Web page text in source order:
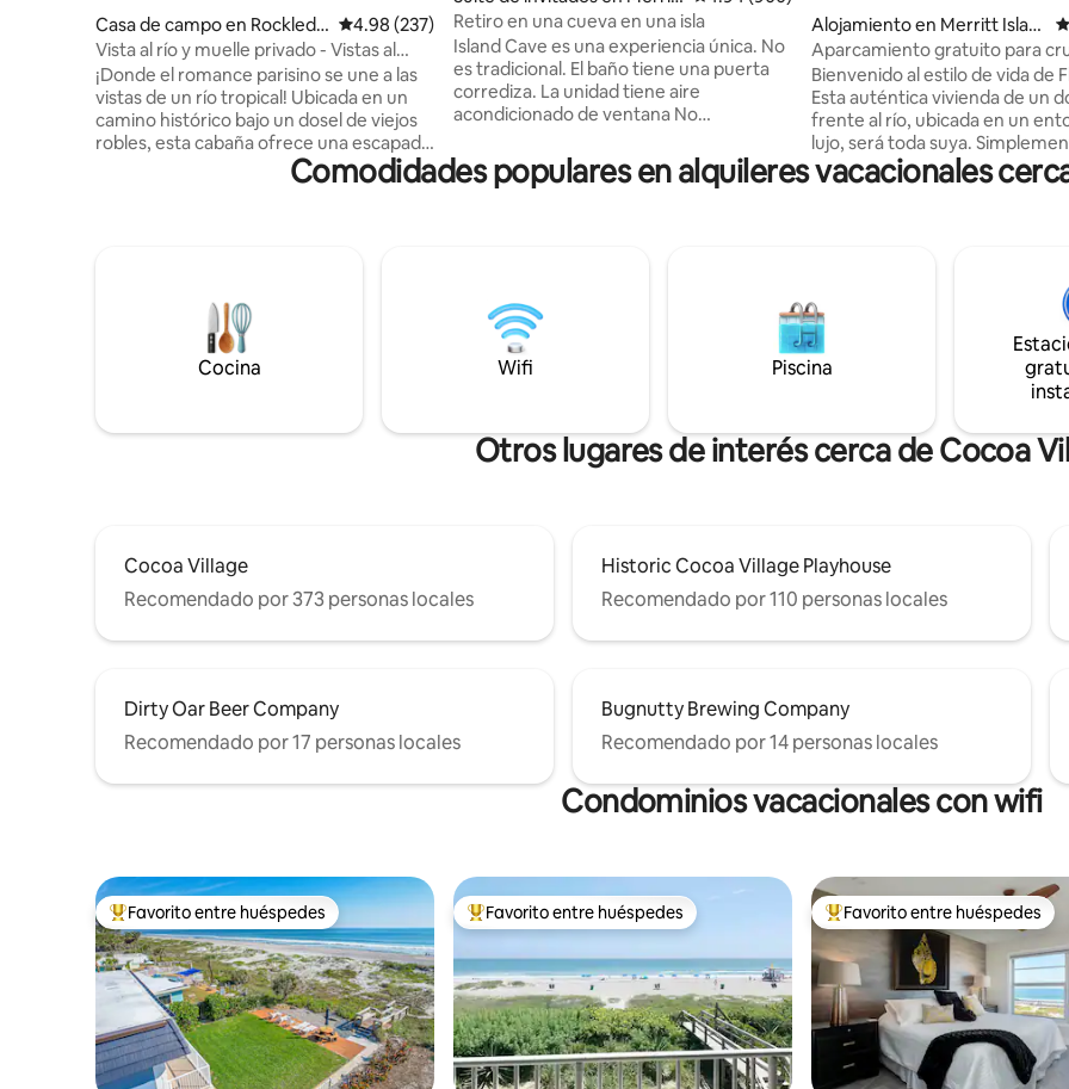
Casa de campo en Rockledg
e
Calificación promedio: 4.98 de 5, 237 reseñas
4.98 (237)
Vista al río y muelle privado - Vistas al
lanzamiento de cohetes
¡Donde el romance parisino se une a las
vistas de un río tropical! Ubicada en un
camino histórico bajo un dosel de viejos
robles, esta cabaña ofrece una escapada
pesca, observa los emocionantes
un muelle privado: esta casa está
diseñada para la relajación. En el interior,
disfrute del encanto vintage con una
romántica suite King de inspiración
atracciones de Space Coast.
t Island
Retiro en una cueva en una isla
Island Cave es una experiencia única. No
es tradicional. El baño tiene una puerta
corrediza. La unidad tiene aire
acondicionado de ventana No
huéspedes con limitaciones Espacio
pequeño Cama queen Unidad privada en
propiedad Ubicación céntrica: a 5 millas
de Cocoa Beach, a 1,5 millas de Cocoa
Village y cerca de restaurantes y tiendas
Alojamiento en Merritt Islan
d
Aparcamiento gratuito para
River House Merritt Island,
Bienvenido al estilo de vida de
Esta auténtica vivienda de un
frente al río, ubicada en un
lujo, será toda suya.
estacione el auto a pocos
puerta principal y empiece a
mesa tiki y una bañera de
para disfrutar de los hermosos
noches de Florida. A cinco minutos de la
playa, del Centro Espacial de la
de Cabo Cañaveral, y a 45
Orlando/Disney. Más de 10
Comodidades populares en alquileres vacacionales
Cocina Wifi Piscina
Otros lugares de interés cerca de Cocoa
Cocoa Village
Recomendado por 373 personas locales
Historic Cocoa Village Playhouse
Recomendado por 110 personas locales
Dirty Oar Beer Company
Recomendado por 17 personas locales
Bugnutty Brewing Company
Recomendado por 14 personas locales
Condominios vacacionales con wifi
Favorito entre huéspedes preferido
Favorito entre huéspedes Favorito entre huéspedes preferido
Favorito entre huéspedes Favorito entre huéspedes
Favorito entre huéspedes